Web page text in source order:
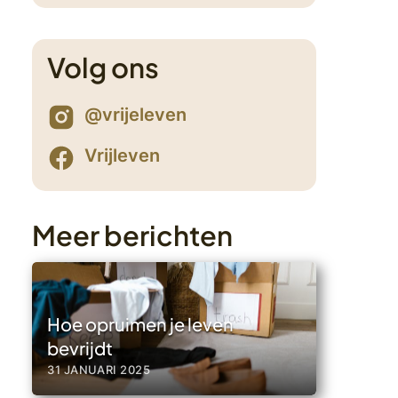
Volg ons
@vrijeleven
Vrijleven
Meer berichten
Hoe opruimen je leven
bevrijdt
31 JANUARI 2025